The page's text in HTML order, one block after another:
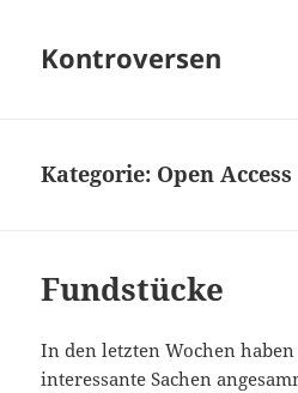
Kontroversen
Kategorie: Open Access
Fundstücke
In den letzten Wochen
interessante Sachen